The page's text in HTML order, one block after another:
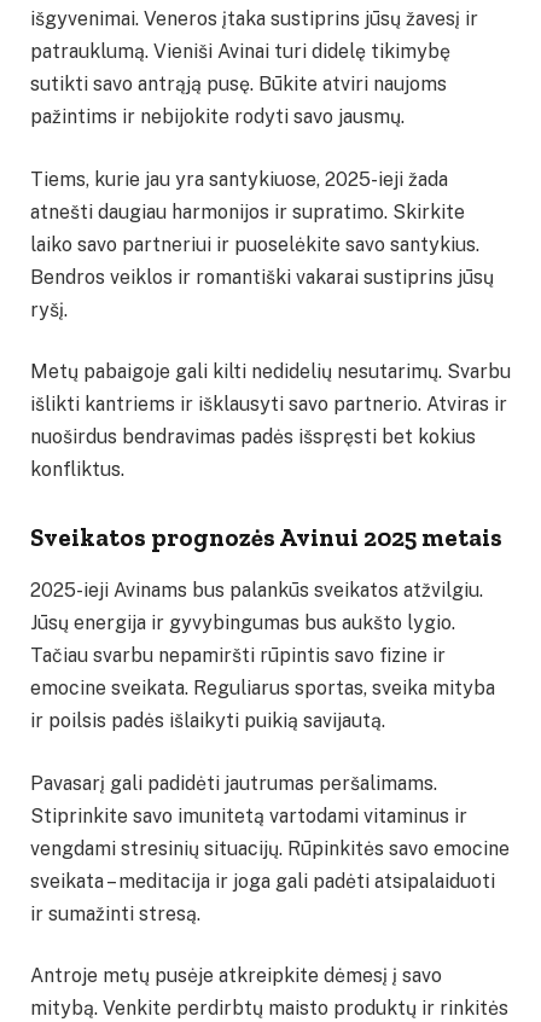
išgyvenimai. Veneros įtaka sustiprins jūsų žavesį ir
patrauklumą. Vieniši Avinai turi didelę tikimybę
sutikti savo antrąją pusę. Būkite atviri naujoms
pažintims ir nebijokite rodyti savo jausmų.
Tiems, kurie jau yra santykiuose, 2025-ieji žada
atnešti daugiau harmonijos ir supratimo. Skirkite
laiko savo partneriui ir puoselėkite savo santykius.
Bendros veiklos ir romantiški vakarai sustiprins jūsų
ryšį.
Metų pabaigoje gali kilti nedidelių nesutarimų. Svarbu
išlikti kantriems ir išklausyti savo partnerio. Atviras ir
nuoširdus bendravimas padės išspręsti bet kokius
konfliktus.
Sveikatos prognozės Avinui 2025 metais
2025-ieji Avinams bus palankūs sveikatos atžvilgiu.
Jūsų energija ir gyvybingumas bus aukšto lygio.
Tačiau svarbu nepamiršti rūpintis savo fizine ir
emocine sveikata. Reguliarus sportas, sveika mityba
ir poilsis padės išlaikyti puikią savijautą.
Pavasarį gali padidėti jautrumas peršalimams.
Stiprinkite savo imunitetą vartodami vitaminus ir
vengdami stresinių situacijų. Rūpinkitės savo emocine
sveikata – meditacija ir joga gali padėti atsipalaiduoti
ir sumažinti stresą.
Antroje metų pusėje atkreipkite dėmesį į savo
mitybą. Venkite perdirbtų maisto produktų ir rinkitės